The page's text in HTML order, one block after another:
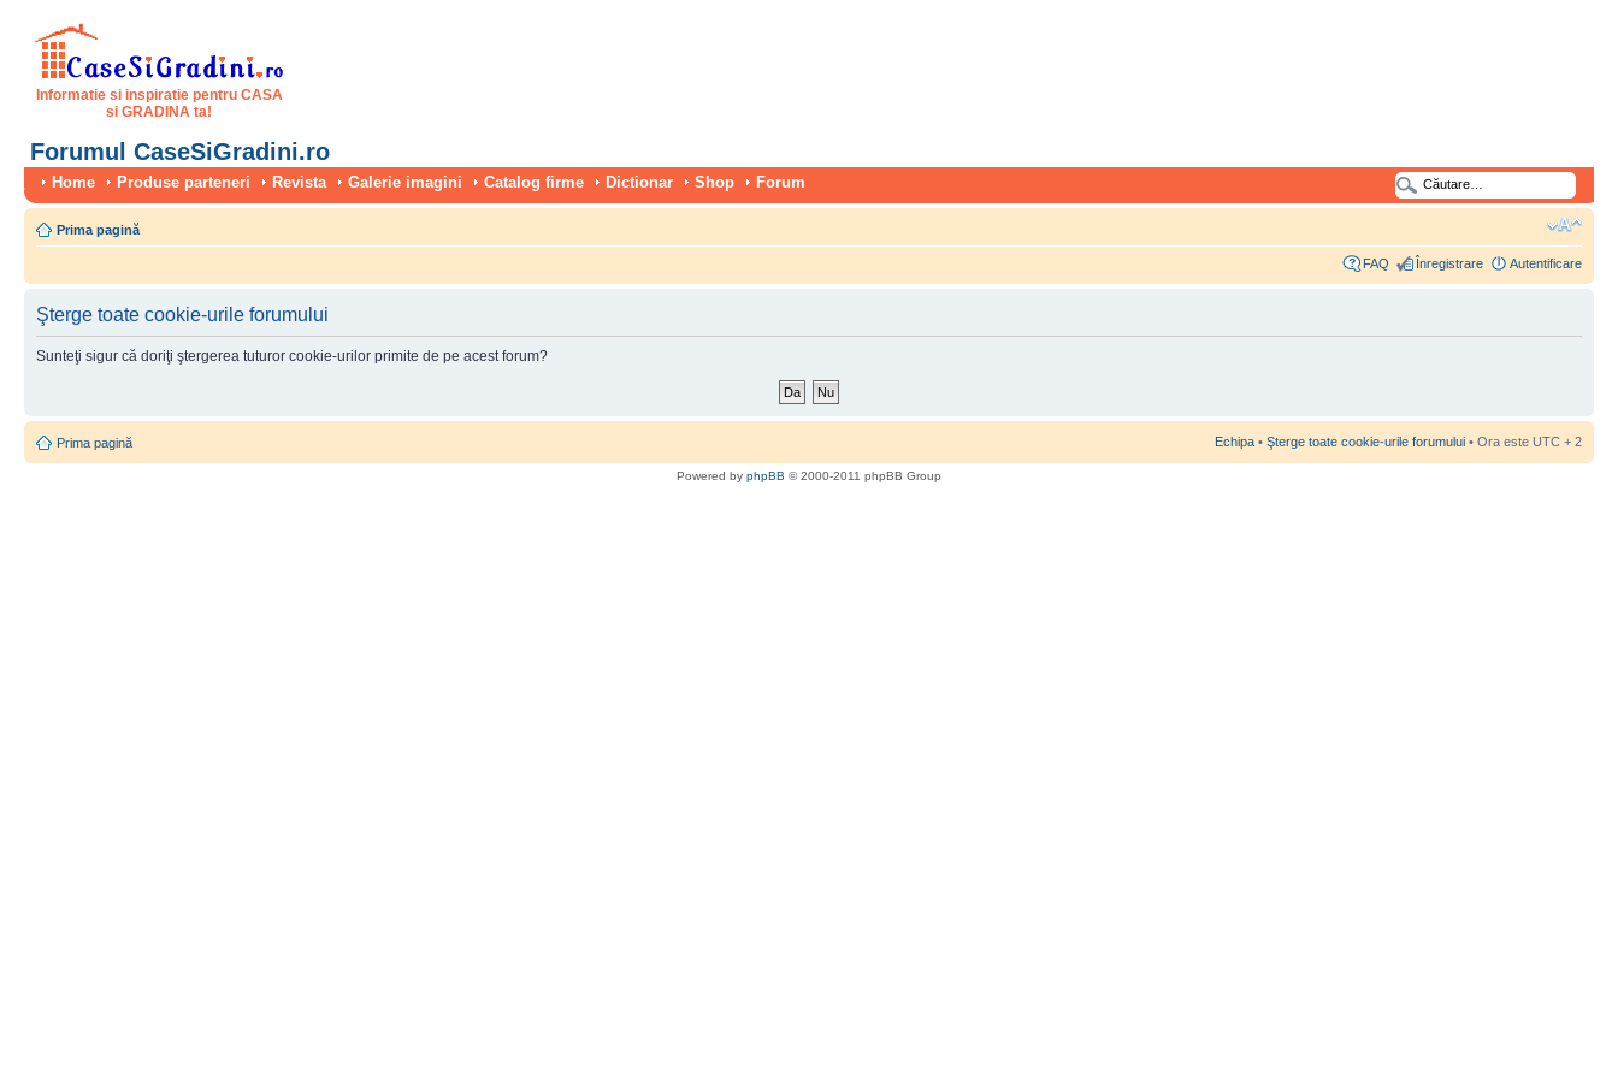
Informatie si inspiratie pentru CASA
si GRADINA ta!
Forumul CaseSiGradini.ro
Home Produse parteneri Revista Galerie imagini Catalog firme Dictionar Shop Forum
Prima pagină
FAQ Înregistrare Autentificare
Şterge toate cookie-urile forumului
Sunteţi sigur că doriţi ştergerea tuturor cookie-urilor primite de pe acest forum?
Prima pagină Echipa • Şterge toate cookie-urile forumului • Ora este UTC + 2
Powered by phpBB © 2000-2011 phpBB Group